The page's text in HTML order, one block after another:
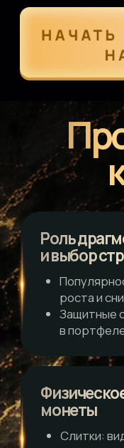
Условия
Расчет и уплата
активам
в драгоценные
фьючерсов на
Плюсы и минусы
спекуляций на
Продвинутые
фьючерсы
ОМС: нюансы
преимущества и
ЦФА на золото:
и кому они
Альтернативные
минусы, критерии
покупка у брокера